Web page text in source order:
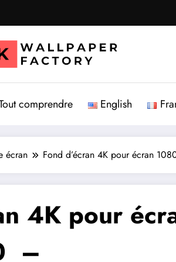
comprendre English
écran Fond d’écran 4K pour écran
4K pour
–